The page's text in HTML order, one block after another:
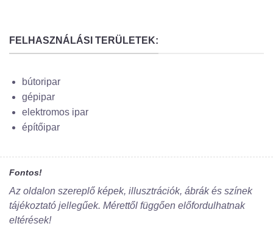
FELHASZNÁLÁSI TERÜLETEK:
bútoripar
gépipar
elektromos ipar
építőipar
Fontos!
Az oldalon szereplő képek, illusztrációk, ábrák és színek
tájékoztató jellegűek. Mérettől függően előfordulhatnak
eltérések!